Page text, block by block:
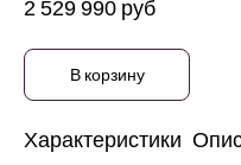
2 529 990 руб
В корзину
Характеристики